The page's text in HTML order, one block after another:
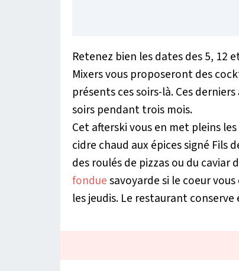
Retenez bien les dates des 5, 12
Mixers vous proposeront des
présents ces soirs-là. Ces
soirs pendant trois mois.
Cet afterski vous en met pleins
cidre chaud aux épices signé Fils
des roulés de pizzas ou du
fonduesavoyarde si le coeur
les jeudis. Le restaurant